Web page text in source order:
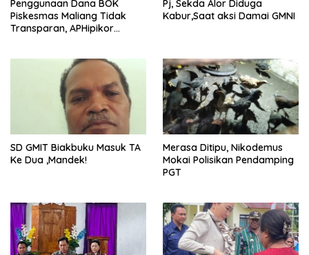
Penggunaan Dana BOK
Piskesmas Maliang Tidak
Transparan, APHipikor
Pj, Sekda Alor Diduga
Kabur,Saat aksi Damai GMNI
SD GMIT Biakbuku Masuk TA
Ke Dua ,Mandek!
Merasa Ditipu, Nikodemus
Mokai Polisikan Pendamping
PGT